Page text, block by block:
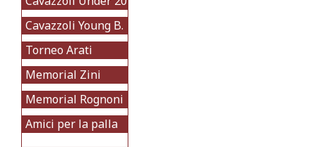
Cavazzoli Young B.
Torneo Arati
Memorial Zini
Memorial Rognoni
Amici per la palla